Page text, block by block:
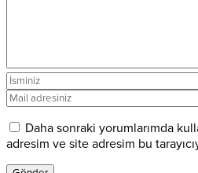
Daha sonraki yorumlarımda
adresim ve site adresim bu